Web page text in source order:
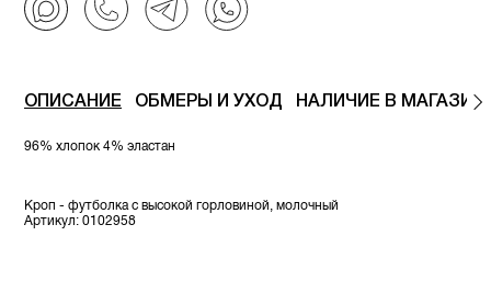
ОПИСАНИЕ ОБМЕРЫ И УХОД НАЛИЧИЕ В
96% хлопок 4% эластан
Кроп - футболка с высокой горловиной, молочный
Артикул: 0102958